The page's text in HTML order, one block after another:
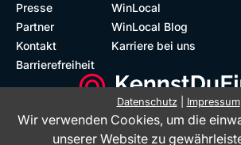
Presse
Partner
Kontakt
Barrierefreiheit
WinLocal
WinLocal Blog
Karriere bei uns
Datenschutz| Impressum
Wir verwenden Cookies, um die
unserer Website zu